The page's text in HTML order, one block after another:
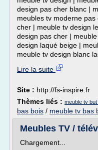
design pas cher blanc |
meubles tv moderne
cher | meuble tv design
design pas cher |
design laqué beige |
meuble tv design blanc
Lire la suite
Site : http://fs-inspire.fr
Thèmes liés : meuble tv
bas bois / meuble tv bas
Meubles TV /
Chargement...